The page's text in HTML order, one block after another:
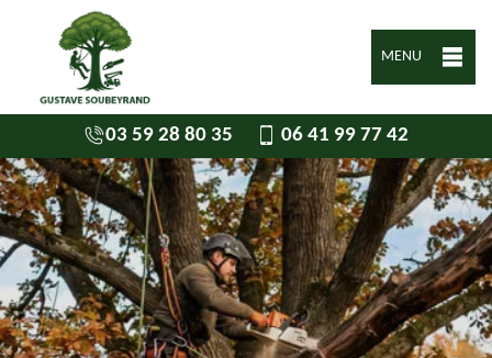
MENU
03 59 28 80 35 06 41 99 77 42